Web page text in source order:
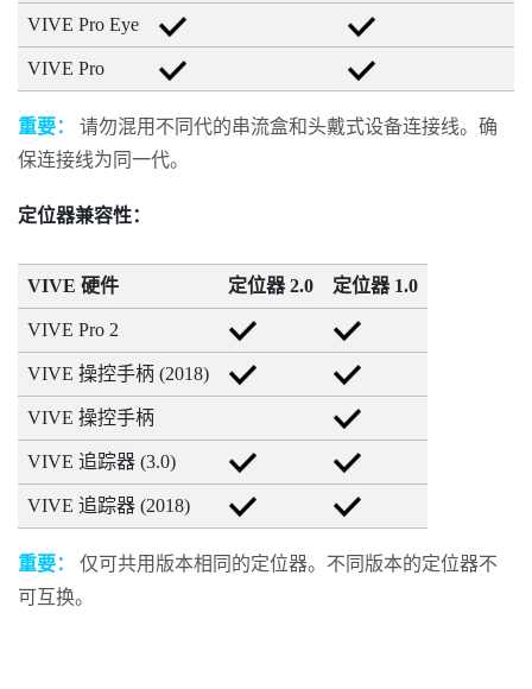
VIVE Pro Eye
VIVE Pro
重要：
请勿混用不同代的串流盒和头戴式设备连接线。确
保连接线为同一代。
定位器兼容性：
VIVE 硬件 定位器 2.0 定位器 1.0
VIVE Pro 2
VIVE 操控手柄 (2018)
VIVE 操控手柄
VIVE 追踪器 (3.0)
VIVE 追踪器 (2018)
重要：
仅可共用版本相同的定位器。不同版本的定位器不
可互换。